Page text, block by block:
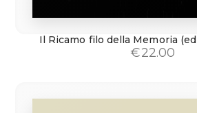
Il Ricamo filo della Memoria
€22.00